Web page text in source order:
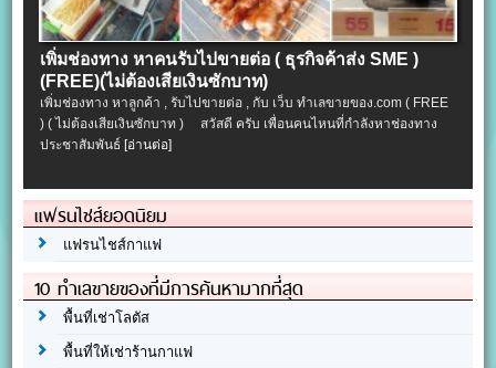
เพิ่มช่องทาง หาคนรับไปขายต่อ ( ธุรกิจค้าส่ง SME )
(FREE)(ไม่ต้องเสียเงินซักบาท)
เพิ่มช่องทาง หาลูกค้า , รับไปขายต่อ , กับ เว็บ ทำเลขายของ.com ( FREE
) ( ไม่ต้องเสียเงินซักบาท ) สวัสดี ครับ เพื่อนคนไหนที่กำลังหาช่องทาง
ประชาสัมพันธ์[อ่านต่อ]
แฟรนไชส์ยอดนิยม
แฟรนไชส์กาแฟ
10 ทำเลขายของที่มีการค้นหามากที่สุด
พื้นที่เช่าโลตัส
พื้นที่ให้เช่าร้านกาแฟ